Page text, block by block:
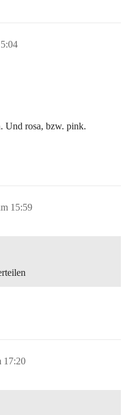
Und rosa, bzw. pink.
15:59
17:20